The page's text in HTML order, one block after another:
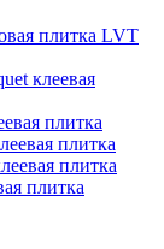
плитка LVT
клеевая
плитка
плитка
плитка
плитка